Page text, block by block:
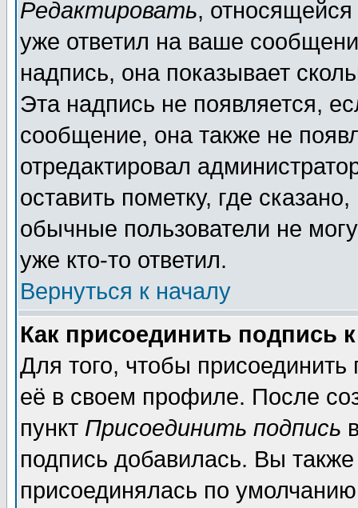
Редактировать,
уже ответил на ваше
надпись, она показывает
Эта надпись не появляется,
сообщение, она также не
отредактировал
оставить пометку, где
обычные пользователи не
уже кто-то ответил.
Вернуться к началу
Как присоединить подпись
Для того, чтобы
её в своем профиле. После
пункт Присоединить подпись
подпись добавилась. Вы
присоединялась по